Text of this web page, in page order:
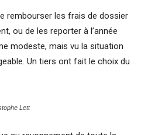
rembourser les frais de dossier
ou de les reporter à l’année
modeste, mais vu la situation
Un tiers ont fait le choix du
Lett